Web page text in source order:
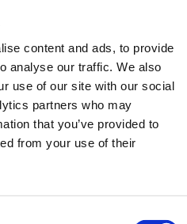
content and ads, to provide
analyse our traffic. We also
use of our site with our social
partners who may
that you’ve provided to
from your use of their
di carriera
di Fashion Product